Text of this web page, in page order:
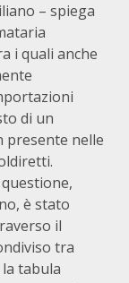
– spiega
i quali anche
di un
presente nelle
è stato
il
tra
tabula